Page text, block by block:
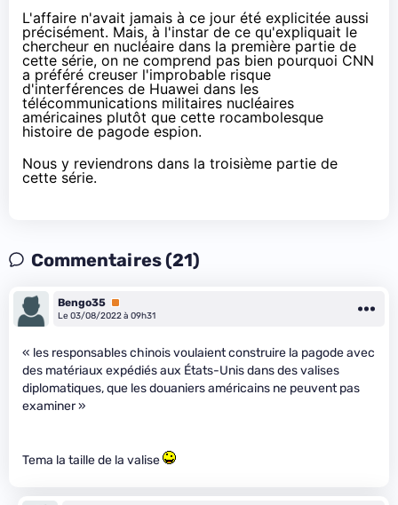
L'affaire n'avait jamais à ce jour été explicitée aussi
précisément. Mais, à l'instar de ce qu'expliquait le
chercheur en nucléaire dans la première partie de
cette série, on ne comprend pas bien pourquoi CNN
a préféré creuser l'improbable risque
d'interférences de Huawei dans les
télécommunications militaires nucléaires
américaines plutôt que cette rocambolesque
histoire de pagode espion.
Nous y reviendrons dans la troisième partie de
cette série.
Commentaires (21)
Bengo35 Premium
Le 03/08/2022 à 09h31
« les responsables chinois voulaient construire la pagode avec
des matériaux expédiés aux États-Unis dans des valises
diplomatiques, que les douaniers américains ne peuvent pas
examiner »
Tema la taille de la valise